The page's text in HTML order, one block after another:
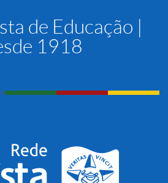
de Educação |
1918